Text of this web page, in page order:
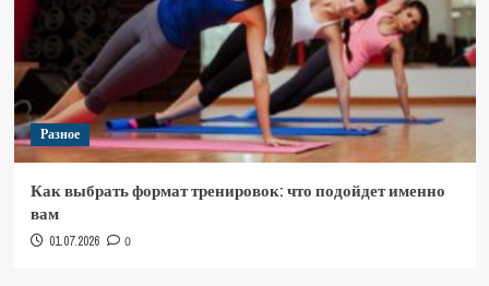
Разное
Как выбрать формат тренировок: что подойдет именно
вам
01.07.2026 0